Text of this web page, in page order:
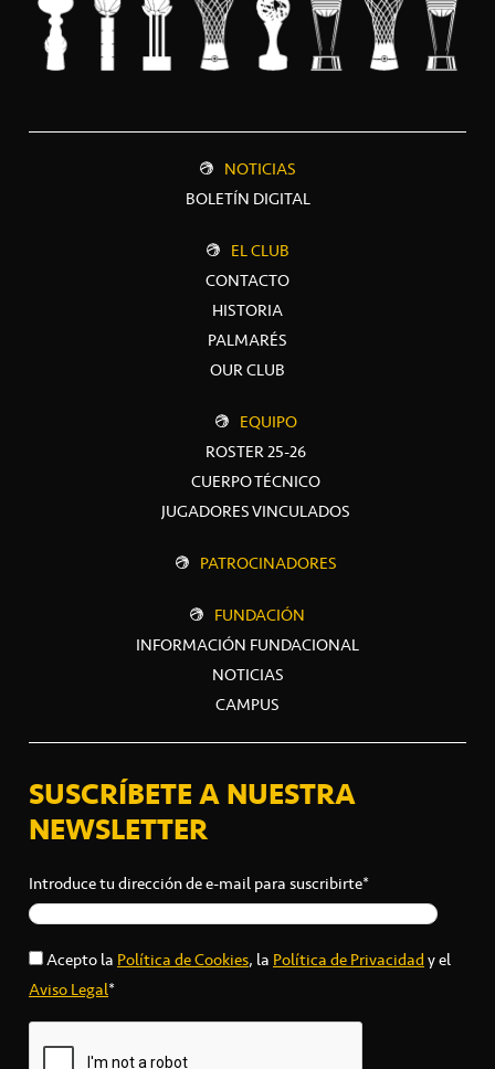
NOTICIAS
BOLETÍN DIGITAL
EL CLUB
CONTACTO
HISTORIA
PALMARÉS
OUR CLUB
EQUIPO
ROSTER 25-26
CUERPO TÉCNICO
JUGADORES VINCULADOS
PATROCINADORES
FUNDACIÓN
INFORMACIÓN FUNDACIONAL
NOTICIAS
CAMPUS
SUSCRÍBETE A NUESTRA
NEWSLETTER
Introduce tu dirección de e-mail para suscribirte*
Acepto laPolítica de Cookies, laPolítica de Privacidady el
Aviso Legal*